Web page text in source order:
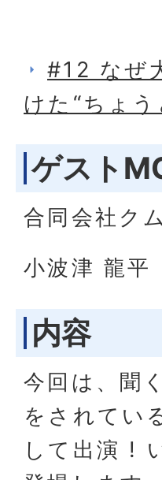
#12 なぜ
けた“ちょう
ゲスト
合同会社ク
小波津 龍平
内容
今回は、聞
をされてい
して出演 !